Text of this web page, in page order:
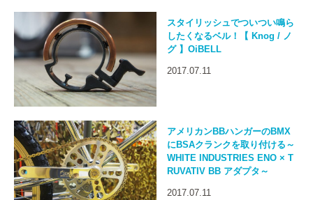
スタイリッシュでついつい鳴ら
したくなるベル！【 Knog / ノ
グ 】OiBELL
2017.07.11
アメリカンBBハンガーのBMX
にBSAクランクを取り付ける～
WHITE INDUSTRIES ENO × T
RUVATIV BB アダプタ～
2017.07.11